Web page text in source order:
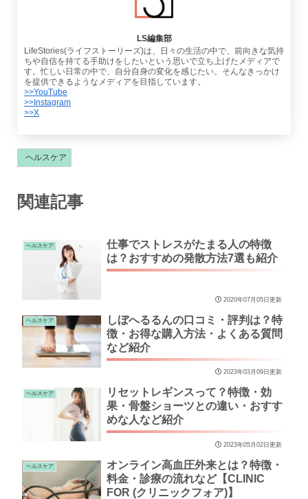
LS編集部
LifeStories(ライフストーリーズ)は、日々の生活の中で、前向きな気持
ちや自信を持てる手助けをしたいという思いで立ち上げたメディアで
す。忙しい日常の中で、自分自身の変化を感じたい。そんなきっかけ
を提供できるようなメディアを目指しています。
>>YouTube
>>Instagram
>>X
ヘルスケア
関連記事
ヘルスケア
仕事でストレスがたまる人の特徴
は？おすすめの発散方法7選も紹介
2020年07月05日更新
ヘルスケア
しぼへるるんの口コミ・評判は？特
徴・お得な購入方法・よくある質問
など紹介
2023年03月09日更新
ヘルスケア
リセットレギンスって？特徴・効
果・骨盤ショーツとの違い・おすす
めな人など紹介
2023年05月02日更新
ヘルスケア
オンライン高血圧外来とは？特徴・
料金・診療の流れなど【CLINIC
FOR (クリニックフォア)】